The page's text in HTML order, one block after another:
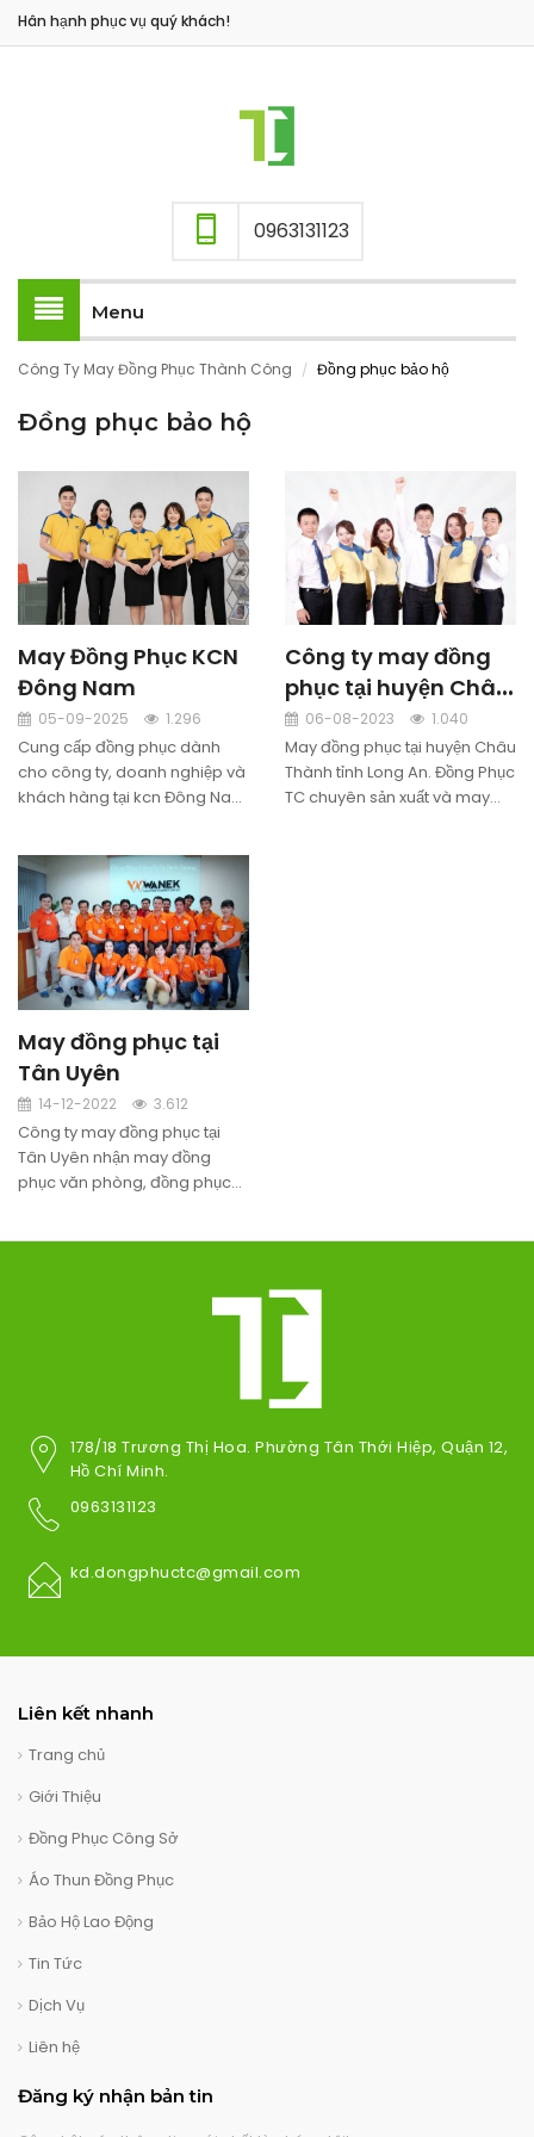
Hân hạnh phục vụ quý khách!
0963131123
Menu
Công Ty May Đồng Phục Thành Công / Đồng phục bảo hộ
Đồng phục bảo hộ
May Đồng Phục KCN
Đông Nam
05-09-2025 1.296
Cung cấp đồng phục dành
cho công ty, doanh nghiệp và
khách hàng tại kcn Đông Nam
Đông Nam theo yêu cầu.
Công ty may đồng
phục tại huyện Châu
Thành, Long An
06-08-2023 1.040
May đồng phục tại huyện Châu
Thành tỉnh Long An. Đồng Phục
TC chuyên sản xuất và may
May đồng phục tại
Tân Uyên
14-12-2022 3.612
Công ty may đồng phục tại
Tân Uyên nhận may đồng
phục văn phòng, đồng phục
178/18 Trương Thị Hoa. Phường Tân Thới Hiệp, Quận 12,
Hồ Chí Minh.
0963131123
kd.dongphuctc@gmail.com
Liên kết nhanh
Trang chủ
Giới Thiệu
Đồng Phục Công Sở
Áo Thun Đồng Phục
Bảo Hộ Lao Động
Tin Tức
Dịch Vụ
Liên hệ
Đăng ký nhận bản tin